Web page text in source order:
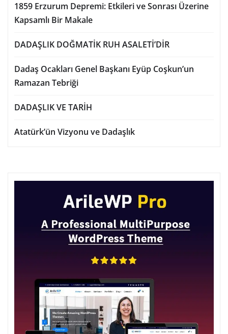
1859 Erzurum Depremi: Etkileri ve Sonrası Üzerine
Kapsamlı Bir Makale
DADAŞLIK DOĞMATİK RUH ASALETİ’DİR
Dadaş Ocakları Genel Başkanı Eyüp Coşkun’un
Ramazan Tebriği
DADAŞLIK VE TARİH
Atatürk’ün Vizyonu ve Dadaşlık